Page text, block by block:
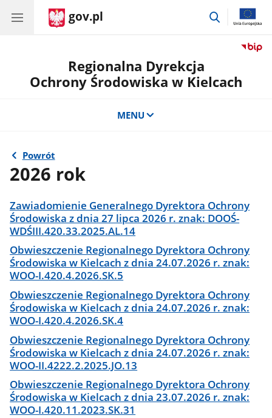
gov.pl
przejdź
Regionalna Dyrekcja
Ochrony Środowiska w Kielcach
MENU
Powrót
2026 rok
Zawiadomienie Generalnego Dyrektora Ochrony
Środowiska z dnia 27 lipca 2026 r. znak: DOOŚ-
WDŚIII.420.33.2025.AL.14
Obwieszczenie Regionalnego Dyrektora Ochrony
Środowiska w Kielcach z dnia 24.07.2026 r. znak:
WOO-I.420.4.2026.SK.5
Obwieszczenie Regionalnego Dyrektora Ochrony
Środowiska w Kielcach z dnia 24.07.2026 r. znak:
WOO-I.420.4.2026.SK.4
Obwieszczenie Regionalnego Dyrektora Ochrony
Środowiska w Kielcach z dnia 24.07.2026 r. znak:
WOO-II.4222.2.2025.JO.13
Obwieszczenie Regionalnego Dyrektora Ochrony
Środowiska w Kielcach z dnia 23.07.2026 r. znak:
WOO-I.420.11.2023.SK.31